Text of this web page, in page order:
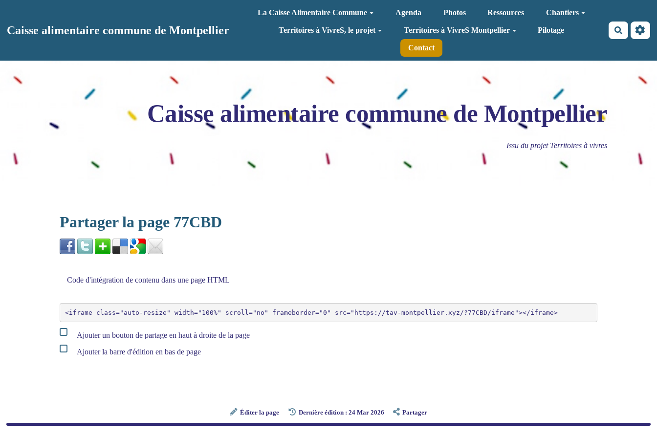
Caisse alimentaire commune de Montpellier
La Caisse Alimentaire Commune Agenda Photos Ressources Chantiers
Territoires à VivreS, le projet Territoires à VivreS Montpellier Pilotage
Contact
Caisse alimentaire commune de Montpellier
Issu du projet Territoires à vivres
Partager la page 77CBD
Code d'intégration de contenu dans une page HTML
<iframe class="auto-resize" width="100%" scroll="no" frameborder="0" src="https://tav-montpellier.xyz/?77CBD/iframe"></iframe>
Ajouter un bouton de partage en haut à droite de la page
Ajouter la barre d'édition en bas de page
Éditer la page Dernière édition : 24 Mar 2026 Partager